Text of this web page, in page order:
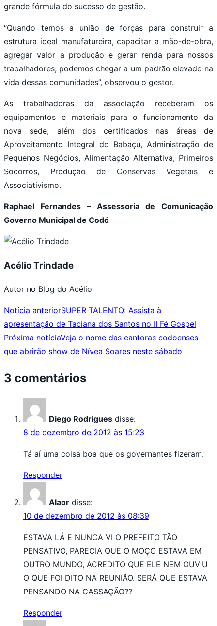
grande fórmula do sucesso de gestão.
“Quando temos a união de forças para construir a
estrutura ideal manufatureira, capacitar a mão-de-obra,
agregar valor a produção e gerar renda para nossos
trabalhadores, podemos chegar a um padrão elevado na
vida dessas comunidades”, observou o gestor.
As trabalhadoras da associação receberam os
equipamentos e materiais para o funcionamento da
nova sede, além dos certificados nas áreas de
Aproveitamento Integral do Babaçu, Administração de
Pequenos Negócios, Alimentação Alternativa, Primeiros
Socorros, Produção de Conservas Vegetais e
Associativismo.
Raphael Fernandes – Assessoria de Comunicação
Governo Municipal de Codó
Acélio Trindade
Autor no Blog do Acélio.
Notícia anteriorSUPER TALENTO: Assista à
apresentação de Taciana dos Santos no II Fé Gospel
Próxima notíciaVeja o nome das cantoras codoenses
que abrirão show de Nívea Soares neste sábado
3 comentários
Diego Rodrigues disse:
8 de dezembro de 2012 às 15:23
Tá aí uma coisa boa que os governantes fizeram.
Responder
Alaor disse:
10 de dezembro de 2012 às 08:39
ESTAVA LÁ E NUNCA VI O PREFEITO TÃO
PENSATIVO, PARECIA QUE O MOÇO ESTAVA EM
OUTRO MUNDO, ACREDITO QUE ELE NEM OUVIU
O QUE FOI DITO NA REUNIÃO. SERÁ QUE ESTAVA
PENSANDO NA CASSAÇÃO??
Responder